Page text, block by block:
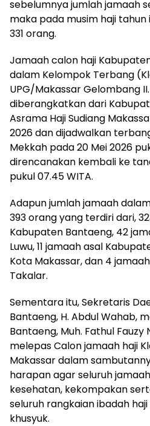
sebelumnya jumlah jamaah
maka pada musim haji
331 orang.
Jamaah calon haji
dalam Kelompok Terbang
UPG/Makassar Gelombang
diberangkatkan dari
Asrama Haji Sudiang
2026 dan dijadwalkan
Mekkah pada 20 Mei 2026
direncanakan kembali ke
pukul 07.45 WITA.
Adapun jumlah jamaah
393 orang yang terdiri dari,
Kabupaten Bantaeng, 42
Luwu, 11 jamaah asal
Kota Makassar, dan 4
Takalar.
Sementara itu, Sekretaris
Bantaeng, H. Abdul Wahab,
Bantaeng, Muh. Fathul Fauzy
melepas Calon jamaah haji
Makassar dalam
harapan agar seluruh
kesehatan, kekompakan
seluruh rangkaian ibadah
khusyuk.